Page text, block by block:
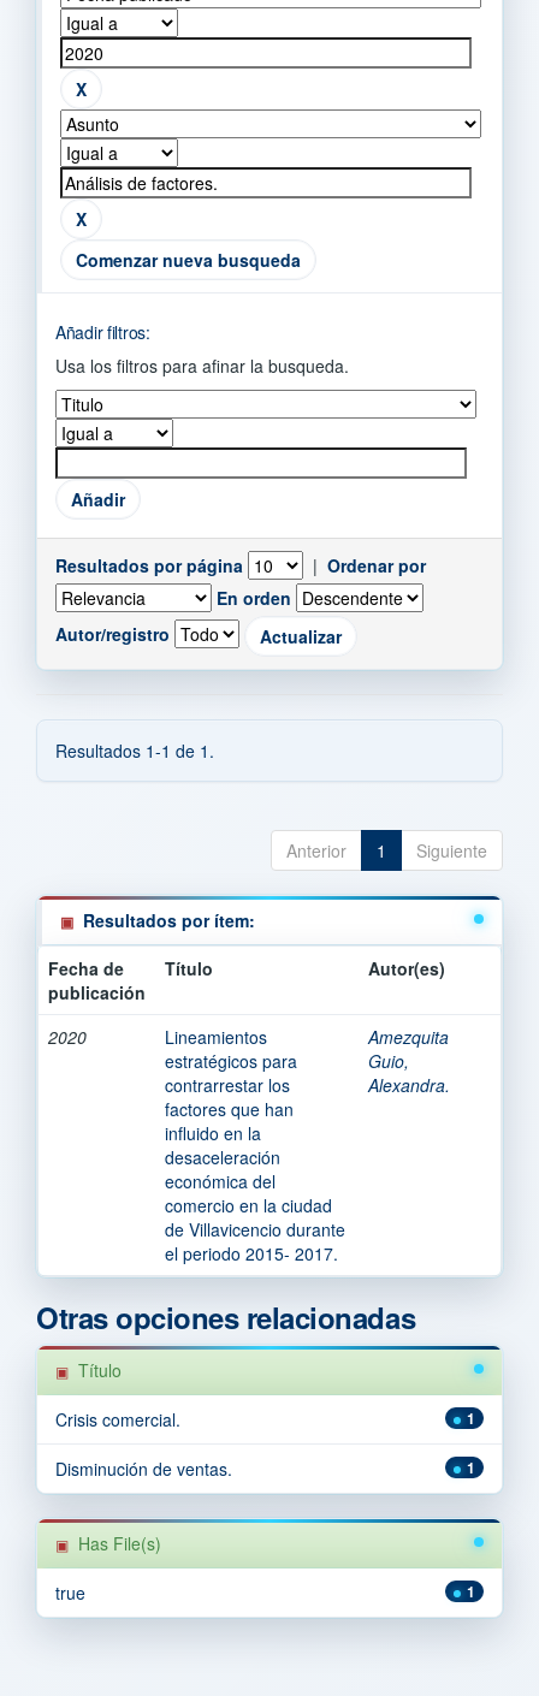
Comenzar nueva busqueda
Añadir filtros:
Usa los filtros para afinar la busqueda.
Resultados por página | Ordenar por
En orden
Autor/registro
Resultados 1-1 de 1.
Anterior 1 Siguiente
Resultados por ítem:
Fecha de
publicación
Título Autor(es)
2020
Lineamientos
estratégicos para
contrarrestar los
factores que han
influido en la
desaceleración
económica del
comercio en la ciudad
de Villavicencio durante
el periodo 2015- 2017.
Amezquita
Guio,
Alexandra.
Otras opciones relacionadas
Título
1
Crisis comercial.
1
Disminución de ventas.
Has File(s)
1
true